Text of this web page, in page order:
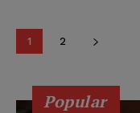
1 2
Popular